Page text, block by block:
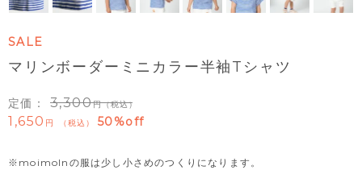
SALE
マリンボーダーミニカラー半袖Tシャツ
定価： 3,300 （税込）
1,650 税込 50%off
※moimolnの服は少し小さめのつくりになります。